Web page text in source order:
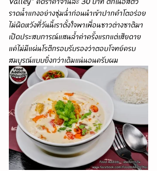
ราดน้ำแกงอย่างชุ่มฉ่ำก่อนนำเข้าปากคำโตอร่อย
ไม่ผิดหวังที่วันนี้เราตั้งใจพาเพื่อนชาวต่างชาติมา
เปิดประสบการณ์แสนล้ำค่าครั้งแรกแต่เสียดาย
แค่ไม่มีแผ่นโรตีกรอบรับรองว่าตอบโจทย์ครบ
สมบูรณ์แบบยิ่งกว่าเดิมแน่นอนครับผม